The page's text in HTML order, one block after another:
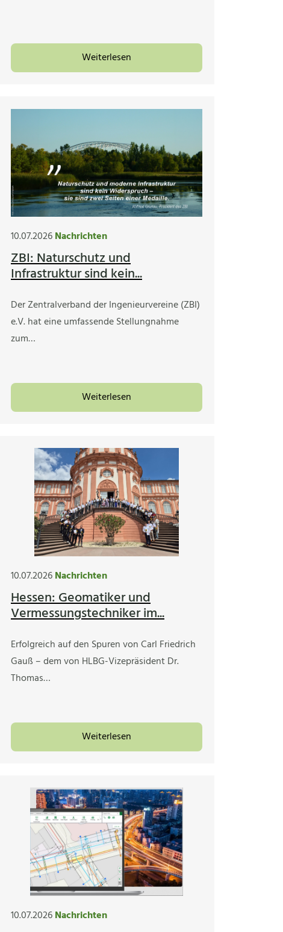
Weiterlesen
10.07.2026Nachrichten
ZBI: Naturschutz und
Infrastruktur sind kein...
Der Zentralverband der Ingenieurvereine (ZBI)
e.V. hat eine umfassende Stellungnahme
zum…
Weiterlesen
10.07.2026Nachrichten
Hessen: Geomatiker und
Vermessungstechniker im...
Erfolgreich auf den Spuren von Carl Friedrich
Gauß – dem von HLBG-Vizepräsident Dr.
Thomas…
Weiterlesen
10.07.2026Nachrichten